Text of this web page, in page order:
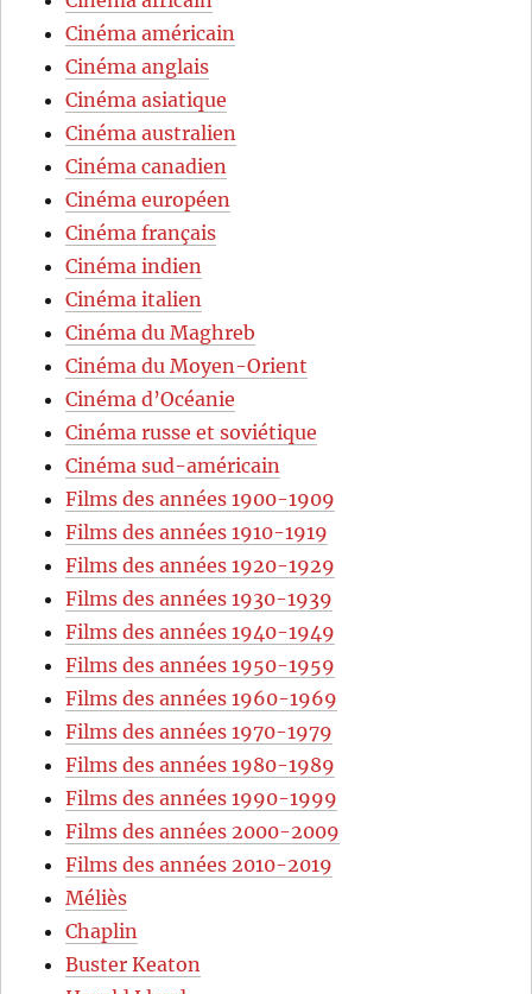
Cinéma américain
Cinéma anglais
Cinéma asiatique
Cinéma australien
Cinéma canadien
Cinéma européen
Cinéma français
Cinéma indien
Cinéma italien
Cinéma du Maghreb
Cinéma du Moyen-Orient
Cinéma d’Océanie
Cinéma russe et soviétique
Cinéma sud-américain
Films des années 1900-1909
Films des années 1910-1919
Films des années 1920-1929
Films des années 1930-1939
Films des années 1940-1949
Films des années 1950-1959
Films des années 1960-1969
Films des années 1970-1979
Films des années 1980-1989
Films des années 1990-1999
Films des années 2000-2009
Films des années 2010-2019
Méliès
Chaplin
Buster Keaton